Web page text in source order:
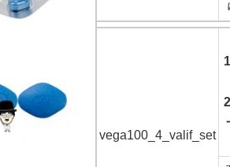
vega100_4_valif_set